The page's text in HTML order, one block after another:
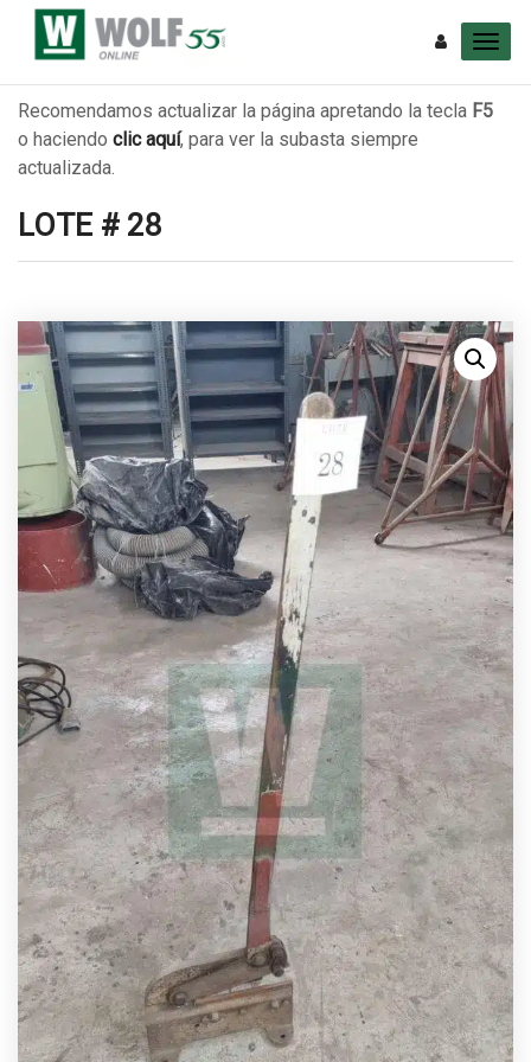
Recomendamos actualizar la página apretando la tecla F5
o haciendo clic aquí, para ver la subasta siempre
actualizada.
LOTE # 28